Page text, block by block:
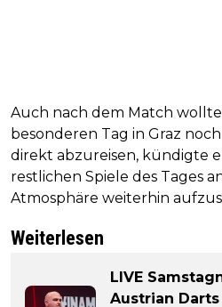
Auch nach dem Match
besonderen Tag in Graz
direkt abzureisen, kündigte
restlichen Spiele des Tages
Atmosphäre weiterhin
Weiterlesen
LIVE
Austrian Darts